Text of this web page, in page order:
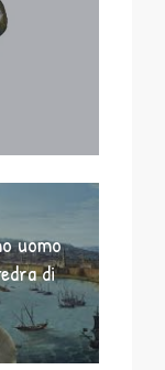
uomo
di